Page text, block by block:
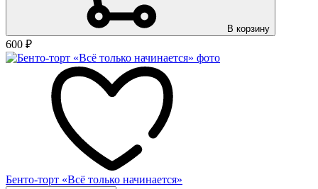
В корзину
600 ₽
Бенто-торт «Всё только начинается»